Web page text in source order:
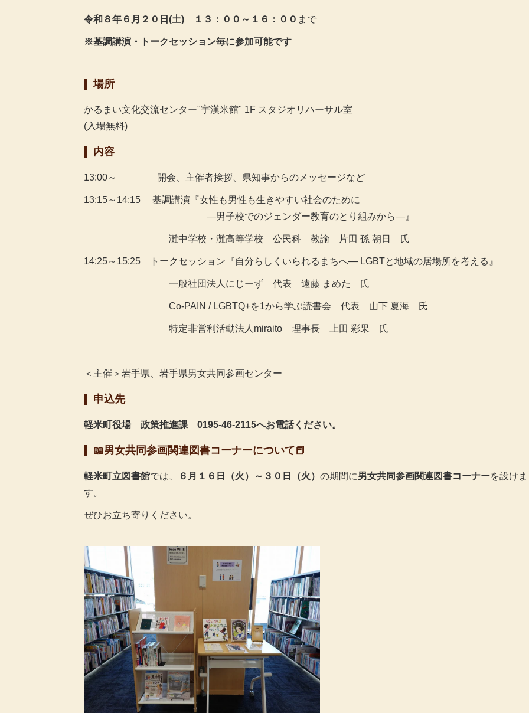
令和８年６月２０日(土) １３：００～１６：００ まで
※基調講演・トークセッション毎に参加可能です
場所
かるまい文化交流センター"宇漢米館" 1F スタジオリハーサル室
(入場無料)
内容
13:00～ 開会、主催者挨拶、県知事からのメッセージなど
13:15～14:15 基調講演『女性も男性も生きやすい社会のために
―男子校でのジェンダー教育のとり組みから―』
灘中学校・灘高等学校 公民科 教諭 片田 孫 朝日 氏
14:25～15:25 トークセッション『自分らしくいられるまちへ― LGBTと地域の居場所を考える』
一般社団法人にじーず 代表 遠藤 まめた 氏
Co-PAIN / LGBTQ+を1から学ぶ読書会 代表 山下 夏海 氏
特定非営利活動法人miraito 理事長 上田 彩果 氏
＜主催＞岩手県、岩手県男女共同参画センター
申込先
軽米町役場 政策推進課 0195-46-2115へお電話ください。
📖男女共同参画関連図書コーナーについて📕
軽米町立図書館では、 ６月１６日（火）～３０日（火） の期間に男女共同参画関連図書コーナーを設けま
す。
ぜひお立ち寄りください。